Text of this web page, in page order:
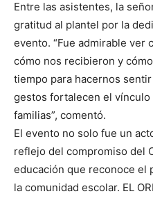
Entre las asistentes, la
gratitud al plantel por la
evento. “Fue admirable ver
cómo nos recibieron y
tiempo para hacernos
gestos fortalecen el vínculo
familias”, comentó.
El evento no solo fue un
reflejo del compromiso del
educación que reconoce el
la comunidad escolar. EL